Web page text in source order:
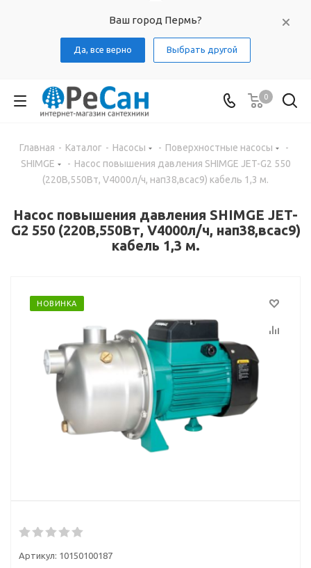
Ваш город Пермь?
Да, все верно Выбрать другой
0
Главная - Каталог - Насосы - Поверхностные насосы
-
SHIMGE
- Насос повышения давления SHIMGE JET-G2 550
(220В,550Вт, V4000л/ч, нап38,всас9) кабель 1,3 м.
Насос повышения давления SHIMGE JET-
G2 550 (220В,550Вт, V4000л/ч, нап38,всас9)
кабель 1,3 м.
НОВИНКА
Артикул: 10150100187